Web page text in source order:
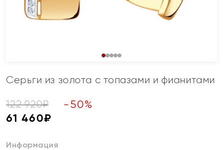
Серьги из золота с топазами и фианитами
122 920₽ - 50%
61 460₽
Информация